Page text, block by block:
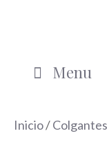
Menu
Inicio/Colgantes